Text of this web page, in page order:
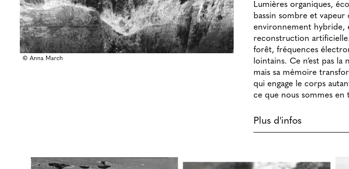
© Anna March
Lumières organiques,
bassin sombre et vapeur
environnement hybride,
reconstruction
forêt, fréquences
lointains. Ce n’est pas la
mais sa mémoire
qui engage le corps
ce que nous sommes en
Plus d'infos